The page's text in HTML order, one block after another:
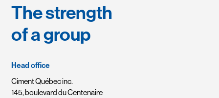
The strength
of a group
Head office
Ciment Québec inc.
145, boulevard du Centenaire